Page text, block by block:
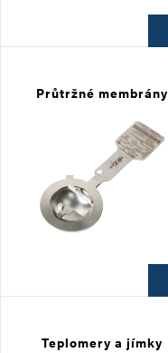
Průtržné membrány
Teplomery a jímky